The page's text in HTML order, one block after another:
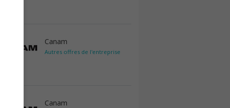
Canam
Autres offres de l'entreprise
Canam